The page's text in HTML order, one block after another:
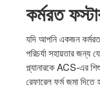
কর্মরত
যদি আপনি একজন
পরিচর্যা সহায়তার জন্য
প্ল্যানারকে ACS-এর
রেফারেল ফর্ম জমা